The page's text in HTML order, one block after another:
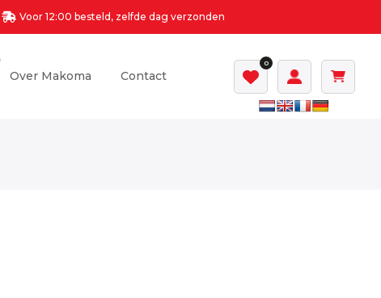
Voor 12:00 besteld, zelfde dag verzonden
Over Makoma Contact
0